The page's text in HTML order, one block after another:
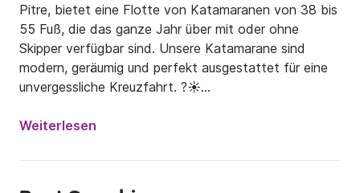
Pitre, bietet eine Flotte von Katamaranen von 38 bis
55 Fuß, die das ganze Jahr über mit oder ohne
Skipper verfügbar sind. Unsere Katamarane sind
modern, geräumig und perfekt ausgestattet für eine
unvergessliche Kreuzfahrt. ?☀️
? Lagoon 42 – Die perfekte Balance zwischen
Weiterlesen